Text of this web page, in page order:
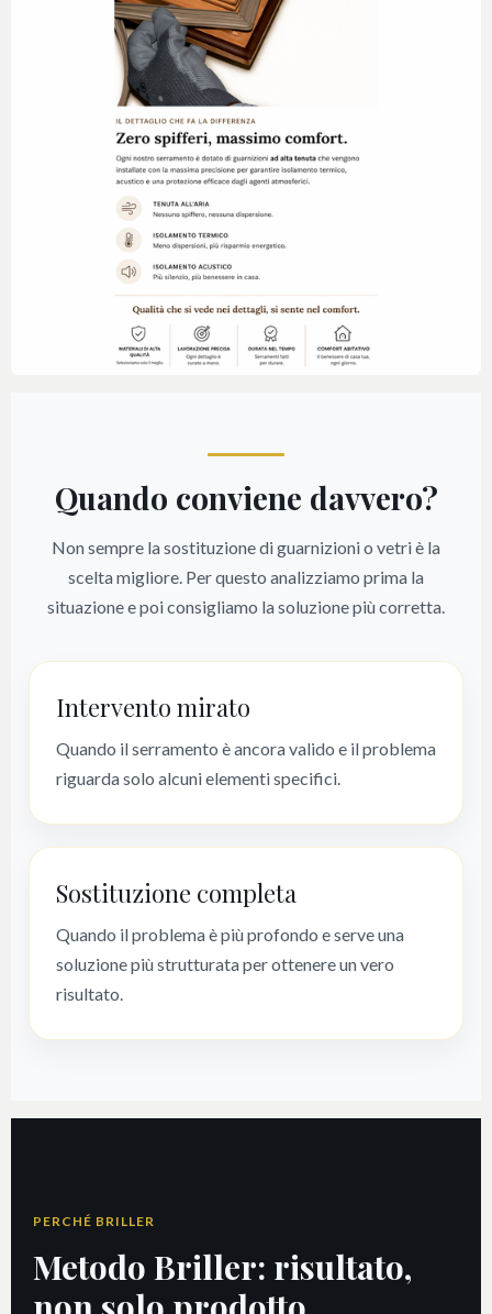
Quando conviene davvero?
Non sempre la sostituzione di guarnizioni o vetri è la
scelta migliore. Per questo analizziamo prima la
situazione e poi consigliamo la soluzione più corretta.
Intervento mirato
Quando il serramento è ancora valido e il problema
riguarda solo alcuni elementi specifici.
Sostituzione completa
Quando il problema è più profondo e serve una
soluzione più strutturata per ottenere un vero
risultato.
PERCHÉ BRILLER
Metodo Briller: risultato,